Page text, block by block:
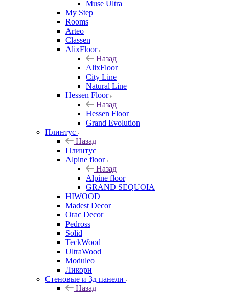
Muse Ultra
My Step
Rooms
Arteo
Classen
AlixFloor
Назад
AlixFloor
City Line
Natural Line
Hessen Floor
Назад
Hessen Floor
Grand Evolution
Плинтус
Назад
Плинтус
Alpine floor
Назад
Alpine floor
GRAND SEQUOIA
HIWOOD
Madest Decor
Orac Decor
Pedross
Solid
TeckWood
UltraWood
Moduleo
Ликорн
Стеновые и 3д панели
Назад